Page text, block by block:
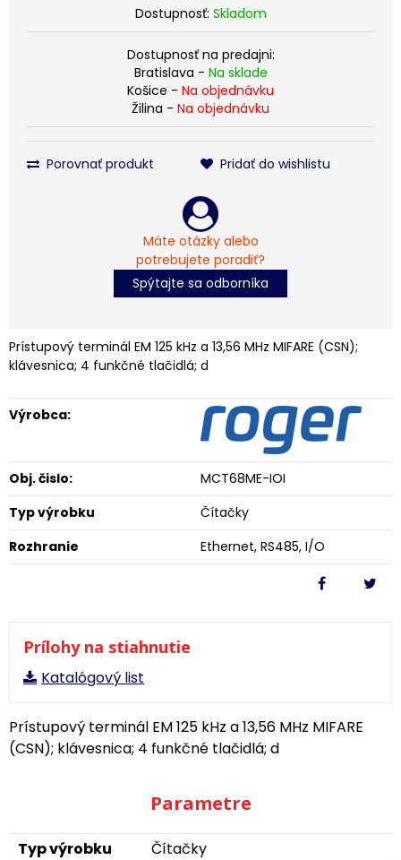
Dostupnosť: Skladom
Dostupnosť na predajni:
Bratislava - Na sklade
Košice - Na objednávku
Žilina - Na objednávku
Porovnať produkt Pridať do wishlistu
Máte otázky alebo
potrebujete poradiť?
Spýtajte sa odborníka
Prístupový terminál EM 125 kHz a 13,56 MHz MIFARE (CSN);
klávesnica; 4 funkčné tlačidlá; d
Výrobca:
Obj. čislo:
MCT68ME-IOI
Typ výrobku
Čítačky
Rozhranie
Ethernet, RS485, I/O
Prílohy na stiahnutie
Katalógový list
Prístupový terminál EM 125 kHz a 13,56 MHz MIFARE
(CSN); klávesnica; 4 funkčné tlačidlá; d
Parametre
Typ výrobku
Čítačky